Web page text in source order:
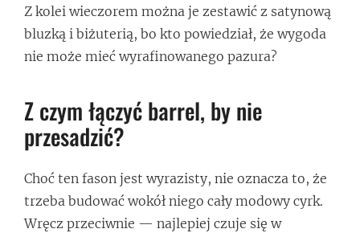
Z kolei wieczorem można je zestawić z satynową
bluzką i biżuterią, bo kto powiedział, że wygoda
nie może mieć wyrafinowanego pazura?
Z czym łączyć barrel, by nie
przesadzić?
Choć ten fason jest wyrazisty, nie oznacza to, że
trzeba budować wokół niego cały modowy cyrk.
Wręcz przeciwnie — najlepiej czuje się w